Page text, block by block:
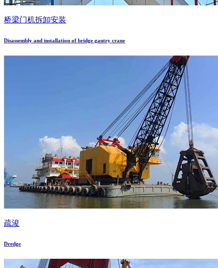
桥梁门机拆卸安装
Disassembly and installation of bridge gantry crane
疏浚
Dredge